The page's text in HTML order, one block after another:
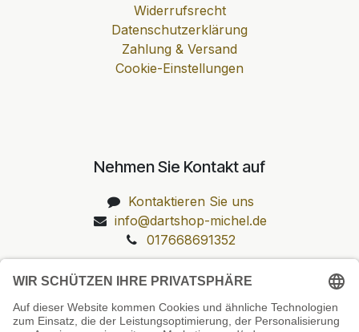
Widerrufsrecht
Datenschutzerklärung
Zahlung & Versand
Cookie-Einstellungen
Nehmen Sie Kontakt auf
Kontaktieren Sie uns
info@dartshop-michel.de
017668691352